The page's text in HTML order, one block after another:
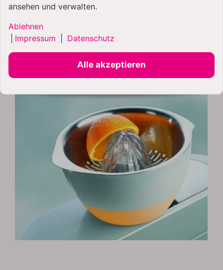
FOLGENDE ARTIKEL:
ansehen und verwalten.
Ablehnen
Impressum Datenschutz
Alle akzeptieren